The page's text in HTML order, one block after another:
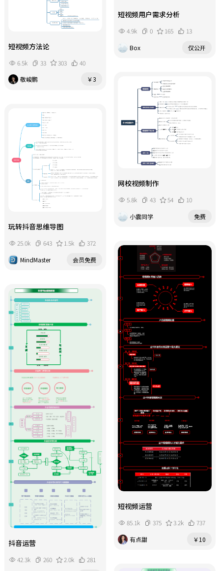
短视频方法论
6.5k 33 303
40
敬峻鹏
￥3
短视频用户需求分析
4.9k 0 165
13
Box
仅公开
网校视频制作
5.8k 43 54
10
小震同学
免费
玩转抖音思维导图
25.0k 643 1.5k
372
MindMaster
会员免费
短视频运营
85.1k 375 3.2k
737
有点甜
￥10
抖音运营
42.3k 260 2.0k
281